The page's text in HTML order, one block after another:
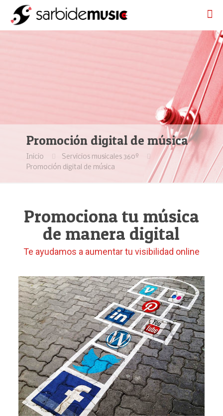
Promoción digital de música
Inicio
Servicios musicales 360º
Promoción digital de música
Promociona tu música
de manera digital
Te ayudamos a aumentar tu visibilidad online